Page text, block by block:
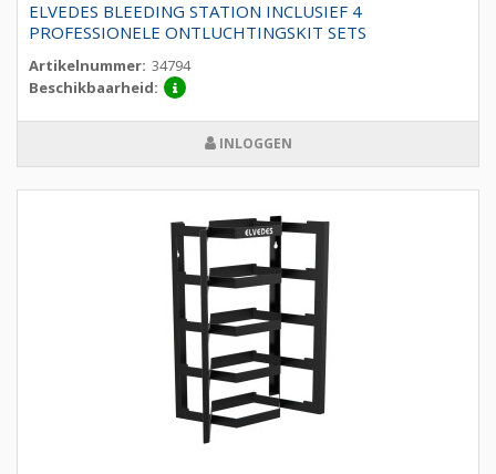
ELVEDES BLEEDING STATION INCLUSIEF 4
PROFESSIONELE ONTLUCHTINGSKIT SETS
Artikelnummer: 34794
Beschikbaarheid:
INLOGGEN